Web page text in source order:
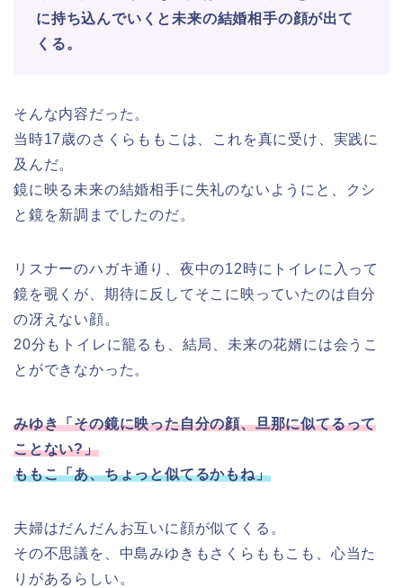
に持ち込んでいくと未来の結婚相手の顔が出て
くる。
そんな内容だった。
当時17歳のさくらももこは、これを真に受け、実践に
及んだ。
鏡に映る未来の結婚相手に失礼のないようにと、クシ
と鏡を新調までしたのだ。
リスナーのハガキ通り、夜中の12時にトイレに入って
鏡を覗くが、期待に反してそこに映っていたのは自分
の冴えない顔。
20分もトイレに籠るも、結局、未来の花婿には会うこ
とができなかった。
みゆき「その鏡に映った自分の顔、旦那に似てるって
ことない?」
ももこ「あ、ちょっと似てるかもね」
夫婦はだんだんお互いに顔が似てくる。
その不思議を、中島みゆきもさくらももこも、心当た
りがあるらしい。